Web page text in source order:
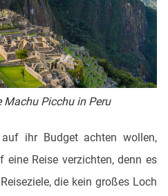
Machu Picchu in Peru
ihr Budget achten wollen,
Reise verzichten, denn es
die kein großes Loch